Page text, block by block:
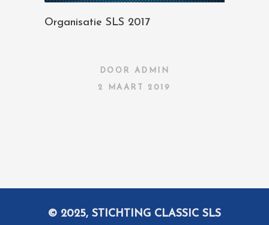
Organisatie SLS 2017
DOOR ADMIN
2 MAART 2019
© 2025, STICHTING CLASSIC SLS